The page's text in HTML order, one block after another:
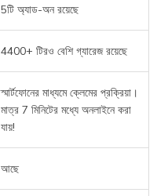
5টি অ্যাড-অন রয়েছে
4400+ টিরও বেশি গ্যারেজ রয়েছে
স্মার্টফোনের মাধ্যমে ক্লেমের প্রক্রিয়া।
মাত্র 7 মিনিটের মধ্যে অনলাইনে করা
যায়!
আছে